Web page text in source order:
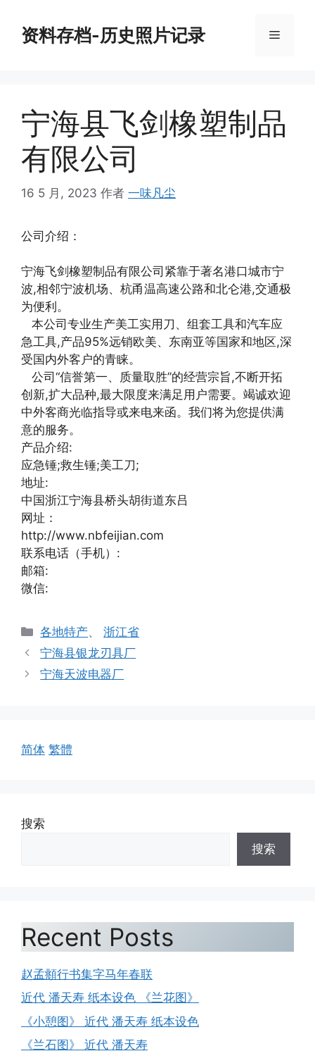
资料存档-历史照片记录 菜
宁海县飞剑橡塑制品
有限公司
16 5 月, 2023 作者 一味凡尘
公司介绍：
宁海飞剑橡塑制品有限公司紧靠于著名港口城市宁
波,相邻宁波机场、杭甬温高速公路和北仑港,交通极
为便利。
本公司专业生产美工实用刀、组套工具和汽车应
急工具,产品95%远销欧美、东南亚等国家和地区,深
受国内外客户的青睐。
公司“信誉第一、质量取胜”的经营宗旨,不断开拓
创新,扩大品种,最大限度来满足用户需要。竭诚欢迎
中外客商光临指导或来电来函。我们将为您提供满
意的服务。
产品介绍:
应急锤;救生锤;美工刀;
地址:
中国浙江宁海县桥头胡街道东吕
网址：
http://www.nbfeijian.com
联系电话（手机）:
邮箱:
微信:
分
类
各地特产、浙江省
宁海县银龙刃具厂
宁海天波电器厂
简体 繁體
搜索
搜索
Recent Posts
赵孟頫行书集字马年春联
近代 潘天寿 纸本设色 《兰花图》
《小憩图》 近代 潘天寿 纸本设色
《兰石图》 近代 潘天寿